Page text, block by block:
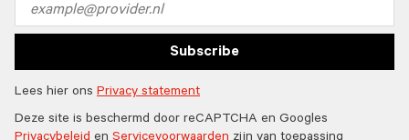
address
Subscribe
Lees hier ons Privacy statement
Deze site is beschermd door reCAPTCHA en Googles